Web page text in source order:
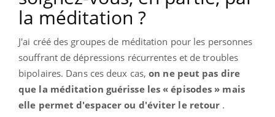
la méditation ?
J'ai créé des groupes de méditation pour les personnes
souffrant de dépressions récurrentes et de troubles
bipolaires. Dans ces deux cas,on ne peut pas dire
que la méditation guérisse les « épisodes » mais
elle permet d'espacer ou d'éviter le retour .